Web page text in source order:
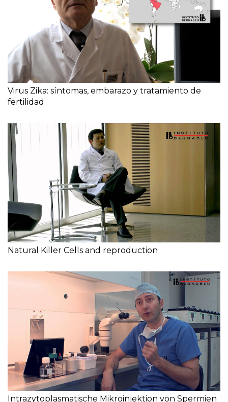
Virus Zika: síntomas, embarazo y tratamiento de
fertilidad
Natural Killer Cells and reproduction
Intrazytoplasmatische Mikroinjektion von Spermien